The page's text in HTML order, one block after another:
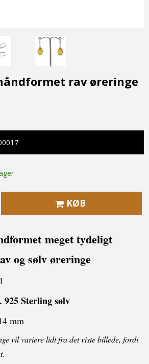
rav øreringe
KØB
meget tydeligt
og sølv øreringe
925 Sterling sølv
mm
vil variere lidt fra det viste billede, fordi